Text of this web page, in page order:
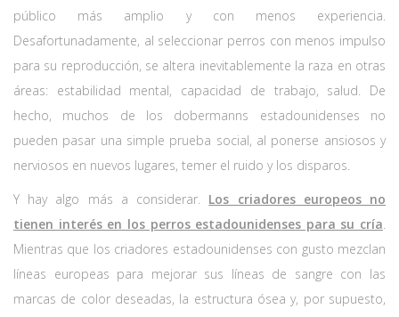
público más amplio y con menos experiencia.
Desafortunadamente, al seleccionar perros con menos impulso
para su reproducción, se altera inevitablemente la raza en otras
áreas: estabilidad mental, capacidad de trabajo, salud. De
hecho, muchos de los dobermanns estadounidenses no
pueden pasar una simple prueba social, al ponerse ansiosos y
nerviosos en nuevos lugares, temer el ruido y los disparos.
Y hay algo más a considerar. Los criadores europeos no
tienen interés en los perros estadounidenses para su cría
Mientras que los criadores estadounidenses con gusto mezclan
líneas europeas para mejorar sus líneas de sangre con las
marcas de color deseadas, la estructura ósea y, por supuesto,